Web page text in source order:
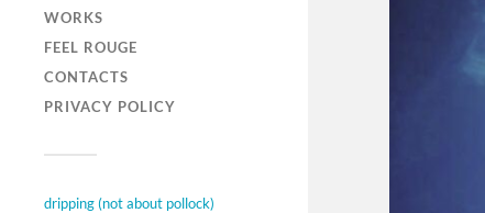
WORKS
FEEL ROUGE
CONTACTS
PRIVACY POLICY
dripping (not about pollock)